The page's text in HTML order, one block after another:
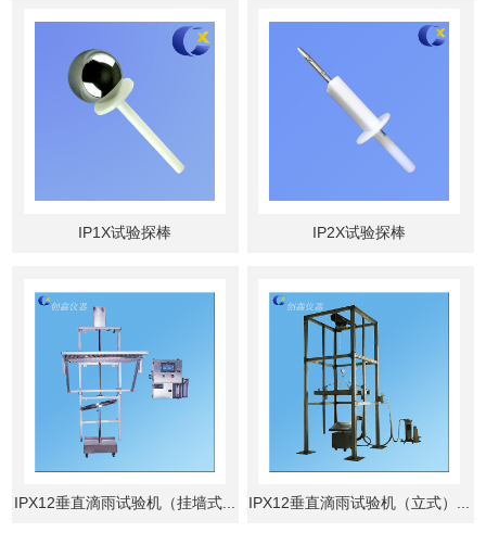
IP1X试验探棒 IP2X试验探棒
IPX12垂直滴雨试验机（挂墙式... IPX12垂直滴雨试验机（立式）...